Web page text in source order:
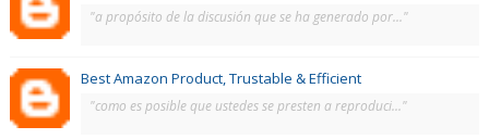
"a propósito de la discusión que se ha generado por..."
Best Amazon Product, Trustable & Efficient
"como es posible que ustedes se presten a reproduci..."